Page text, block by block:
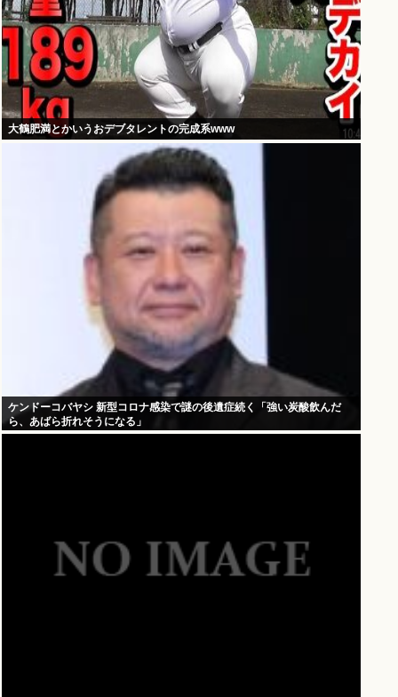
大鶴肥満とかいうおデブタレントの完成系www
ケンドーコバヤシ 新型コロナ感染で謎の後遺症続く「強い炭酸飲んだ
ら、あばら折れそうになる」